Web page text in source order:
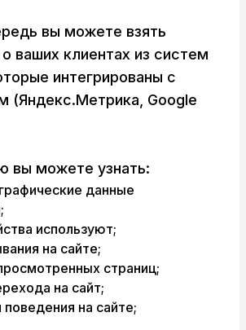
вы можете взять
ваших клиентах из систем
интегрированы с
(Яндекс.Метрика, Google
вы можете узнать:
данные
используют;
на сайте;
страниц;
на сайт;
на сайте;